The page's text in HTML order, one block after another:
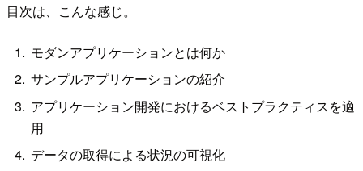
目次は、こんな感じ。
モダンアプリケーションとは何か
サンプルアプリケーションの紹介
アプリケーション開発におけるベストプラクティスを適
用
データの取得による状況の可視化